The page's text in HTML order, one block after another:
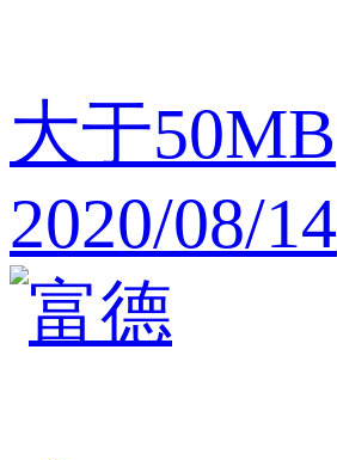
大于50MB
2020/08/14